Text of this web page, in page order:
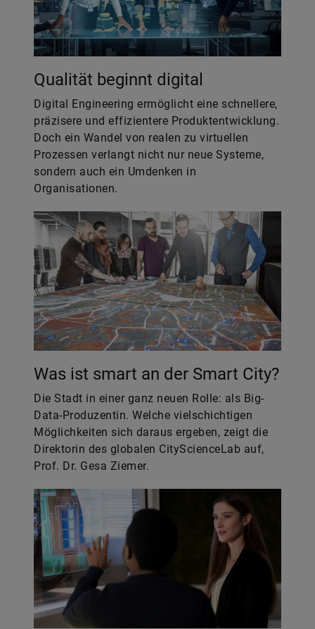
Qualität beginnt digital
Digital Engineering ermöglicht eine schnellere,
präzisere und effizientere Produktentwicklung.
Doch ein Wandel von realen zu virtuellen
Prozessen verlangt nicht nur neue Systeme,
sondern auch ein Umdenken in
Organisationen.
Was ist smart an der Smart City?
Die Stadt in einer ganz neuen Rolle: als Big-
Data-Produzentin. Welche vielschichtigen
Möglichkeiten sich daraus ergeben, zeigt die
Direktorin des globalen CityScienceLab auf,
Prof. Dr. Gesa Ziemer.